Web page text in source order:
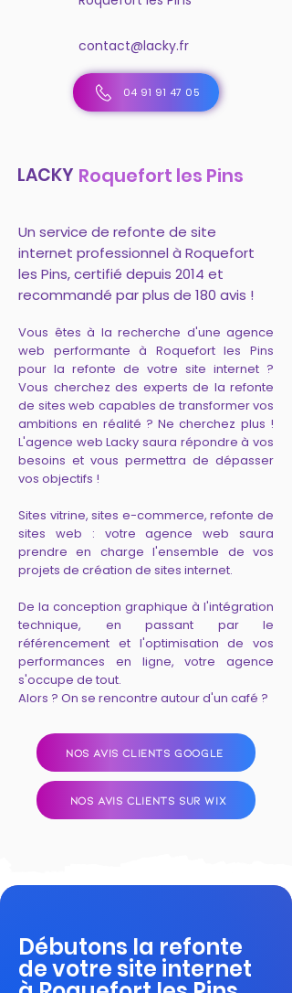
contact@lacky.fr
04 91 91 47 05
LACKY Roquefort les Pins
Un service de refonte de site
internet professionnel à Roquefort
les Pins, certifié depuis 2014 et
recommandé par plus de 180 avis !
Vous êtes à la recherche d'une agence
web performante à Roquefort les Pins
pour la refonte de votre site internet ?
Vous cherchez des experts de la refonte
de sites web capables de transformer vos
ambitions en réalité ? Ne cherchez plus !
L'agence web Lacky saura répondre à vos
besoins et vous permettra de dépasser
vos objectifs !
Sites vitrine, sites e-commerce, refonte de
sites web : votre agence web saura
prendre en charge l'ensemble de vos
projets de création de sites internet.
De la conception graphique à l'intégration
technique, en passant par le
référencement et l'optimisation de vos
performances en ligne, votre agence
s'occupe de tout.
Alors ? On se rencontre autour d'un café ?
NOS AVIS CLIENTS GOOGLE
NOS AVIS CLIENTS SUR WIX
Débutons la refonte
de votre site internet